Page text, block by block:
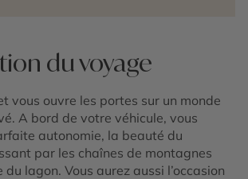
du voyage
vous ouvre les portes sur un monde
A bord de votre véhicule, vous
autonomie, la beauté du
par les chaînes de montagnes
du lagon. Vous aurez aussi l’occasion